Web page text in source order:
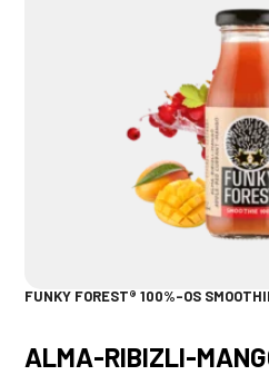
FUNKY FOREST® 100%-OS
ALMA-RIBIZLI-